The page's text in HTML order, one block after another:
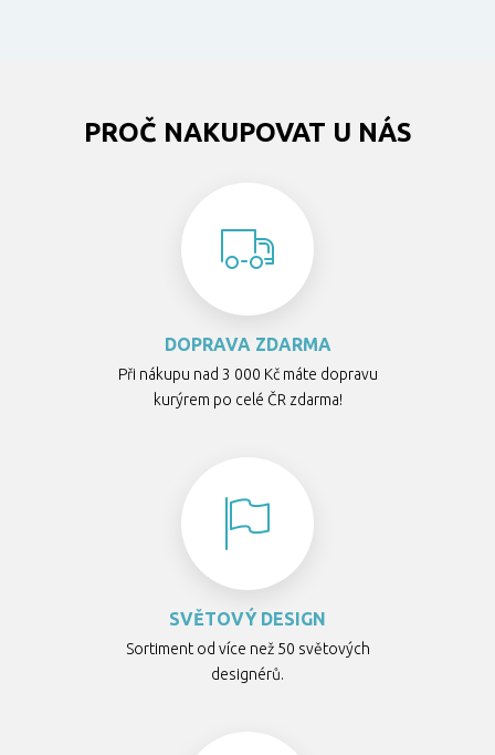
PROČ NAKUPOVAT U NÁS
DOPRAVA ZDARMA
Při nákupu nad 3 000 Kč máte dopravu
kurýrem po celé ČR zdarma!
SVĚTOVÝ DESIGN
Sortiment od více než 50 světových
designérů.